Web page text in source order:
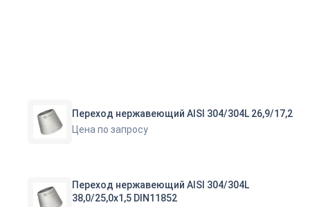
Переход нержавеющий AISI 304/304L 26,9/17,2
Цена по запросу
Переход нержавеющий AISI 304/304L
38,0/25,0х1,5 DIN11852